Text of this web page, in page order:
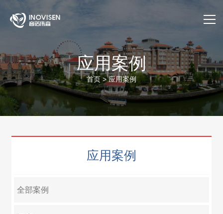
首页
关于我们
产品与服务
应用案例
首页>应用案例
应用案例
全部案例